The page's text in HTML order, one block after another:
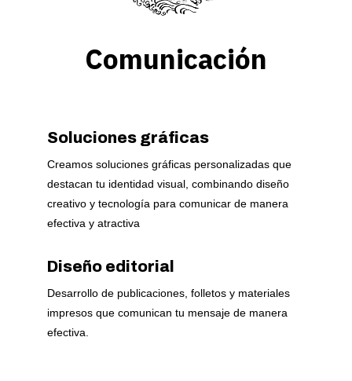
Comunicación
Soluciones gráficas
Creamos soluciones gráficas personalizadas que
destacan tu identidad visual, combinando diseño
creativo y tecnología para comunicar de manera
efectiva y atractiva
Diseño editorial
Desarrollo de publicaciones, folletos y materiales
impresos que comunican tu mensaje de manera
efectiva.